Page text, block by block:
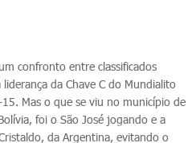
confronto entre classificados
da Chave C do Mundialito
15. Mas o que se viu no município de
foi o São José jogando e a
da Argentina, evitando o